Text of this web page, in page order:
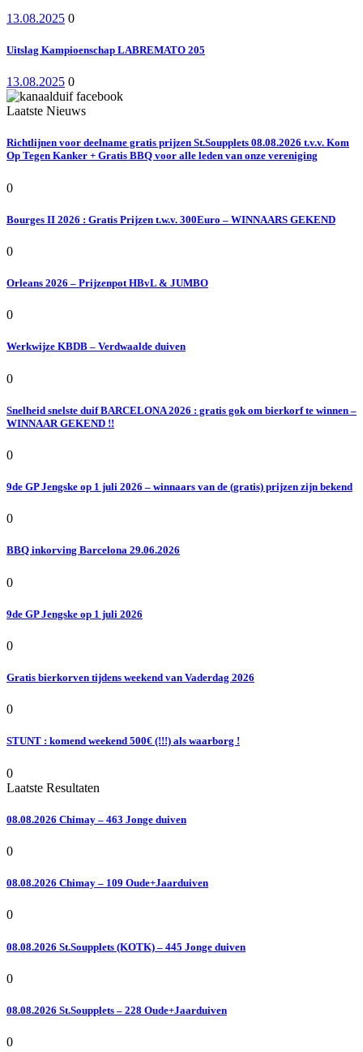
13.08.2025 0
Uitslag Kampioenschap LABREMATO 205
13.08.2025 0
Laatste Nieuws
Richtlijnen voor deelname gratis prijzen St.Soupplets 08.08.2026 t.v.v. Kom
Op Tegen Kanker + Gratis BBQ voor alle leden van onze vereniging
0
Bourges II 2026 : Gratis Prijzen t.w.v. 300Euro – WINNAARS GEKEND
0
Orleans 2026 – Prijzenpot HBvL & JUMBO
0
Werkwijze KBDB – Verdwaalde duiven
0
Snelheid snelste duif BARCELONA 2026 : gratis gok om bierkorf te winnen –
WINNAAR GEKEND !!
0
9de GP Jengske op 1 juli 2026 – winnaars van de (gratis) prijzen zijn bekend
0
BBQ inkorving Barcelona 29.06.2026
0
9de GP Jengske op 1 juli 2026
0
Gratis bierkorven tijdens weekend van Vaderdag 2026
0
STUNT : komend weekend 500€ (!!!) als waarborg !
0
Laatste Resultaten
08.08.2026 Chimay – 463 Jonge duiven
0
08.08.2026 Chimay – 109 Oude+Jaarduiven
0
08.08.2026 St.Soupplets (KOTK) – 445 Jonge duiven
0
08.08.2026 St.Soupplets – 228 Oude+Jaarduiven
0